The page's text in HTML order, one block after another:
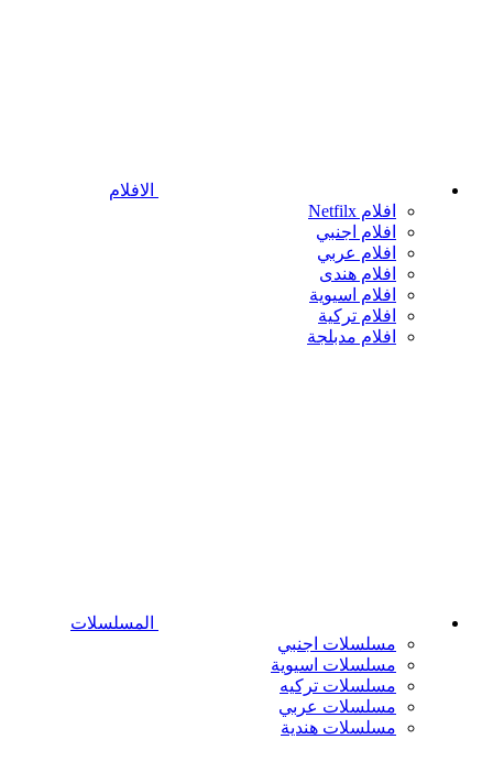
الافلام
افلام Netfilx
افلام اجنبي
افلام عربي
افلام هندى
افلام اسيوية
افلام تركية
افلام مدبلجة
المسلسلات
مسلسلات اجنبي
مسلسلات اسيوية
مسلسلات تركيه
مسلسلات عربي
مسلسلات هندية